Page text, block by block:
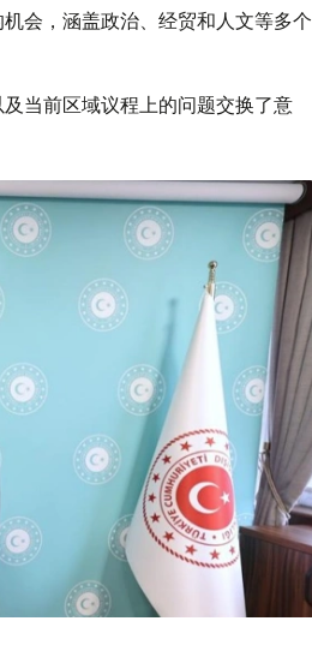
会，涵盖政治、经贸和人文等多个
当前区域议程上的问题交换了意